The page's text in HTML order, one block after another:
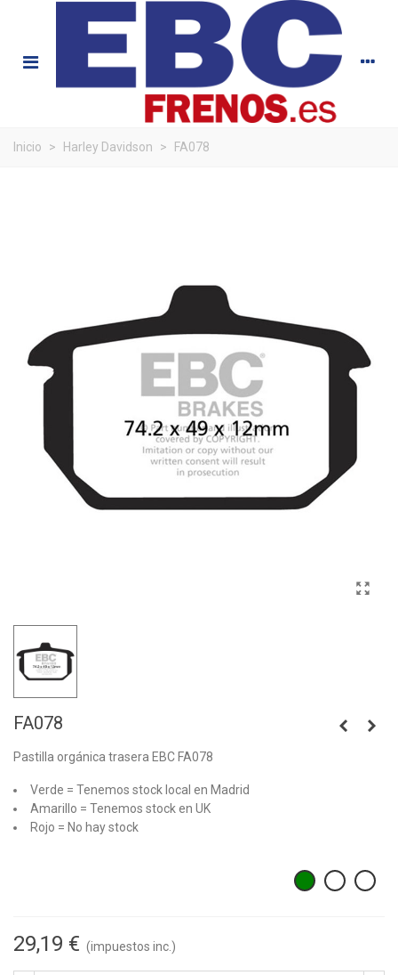
Inicio > Harley Davidson > FA078
FA078
Pastilla orgánica trasera EBC FA078
Verde = Tenemos stock local en Madrid
Amarillo = Tenemos stock en UK
Rojo = No hay stock
29,19 € (impuestos inc.)